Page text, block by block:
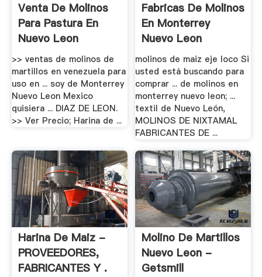
Venta De Molinos
Para Pastura En
Nuevo Leon
>> ventas de molinos de
martillos en venezuela para
uso en ... soy de Monterrey
Nuevo Leon Mexico
quisiera ... DIAZ DE LEON.
>> Ver Precio; Harina de ...
Fabricas De Molinos
En Monterrey
Nuevo Leon
molinos de maiz eje loco Si
usted está buscando para
comprar ... de molinos en
monterrey nuevo leon; ...
textil de Nuevo León,
MOLINOS DE NIXTAMAL
FABRICANTES DE ...
Harina De Maiz -
PROVEEDORES,
FABRICANTES Y .
Molino De Martillos
Nuevo Leon -
Getsmill